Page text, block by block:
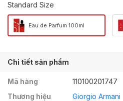
Standard Size
Eau de Parfum 100ml
Chi tiết sản phẩm
Mã hàng
110100201747
Thương hiệu
Giorgio Armani